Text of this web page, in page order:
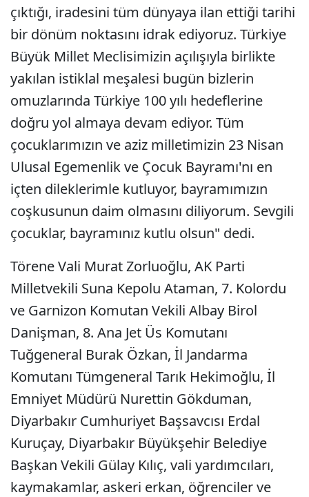
çıktığı, iradesini tüm dünyaya ilan ettiği tarihi
bir dönüm noktasını idrak ediyoruz. Türkiye
Büyük Millet Meclisimizin açılışıyla birlikte
yakılan istiklal meşalesi bugün bizlerin
omuzlarında Türkiye 100 yılı hedeflerine
doğru yol almaya devam ediyor. Tüm
çocuklarımızın ve aziz milletimizin 23 Nisan
Ulusal Egemenlik ve Çocuk Bayramı'nı en
içten dileklerimle kutluyor, bayramımızın
coşkusunun daim olmasını diliyorum. Sevgili
çocuklar, bayramınız kutlu olsun" dedi.
Törene Vali Murat Zorluoğlu, AK Parti
Milletvekili Suna Kepolu Ataman, 7. Kolordu
ve Garnizon Komutan Vekili Albay Birol
Danişman, 8. Ana Jet Üs Komutanı
Tuğgeneral Burak Özkan, İl Jandarma
Komutanı Tümgeneral Tarık Hekimoğlu, İl
Emniyet Müdürü Nurettin Gökduman,
Diyarbakır Cumhuriyet Başsavcısı Erdal
Kuruçay, Diyarbakır Büyükşehir Belediye
Başkan Vekili Gülay Kılıç, vali yardımcıları,
kaymakamlar, askeri erkan, öğrenciler ve